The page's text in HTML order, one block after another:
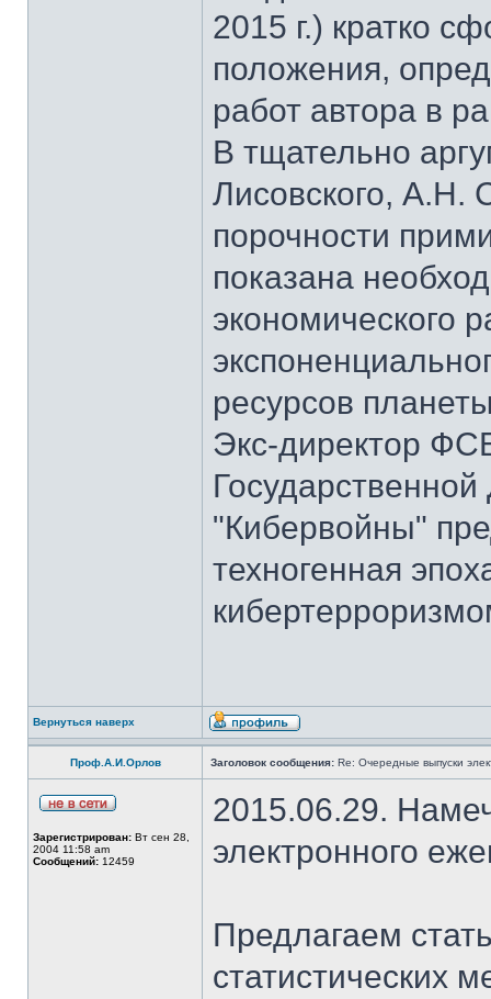
2015 г.) кратко
положения,
работ автора в
В тщательно
Лисовского,
порочности
показана
экономического
ресурсов
Экс-директор
"Кибервойны"
техногенная
Вернуться наверх
Проф.А.И.Орлов Заголовок сообщения: Re: Очередные выпуски
Зарегистрирован: Вт сен 28,
2004 11:58 am
Сообщений: 12459
2015.06.29.
электронного
Предлагаем
статистических